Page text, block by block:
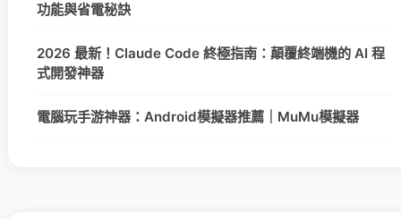
功能與省電秘訣
2026 最新！Claude Code 終極指南：顛覆終端機的 AI 程
式開發神器
電腦玩手游神器：Android模擬器推薦｜MuMu模擬器